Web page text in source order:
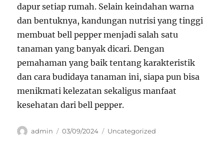
dapur setiap rumah. Selain keindahan warna
dan bentuknya, kandungan nutrisi yang tinggi
membuat bell pepper menjadi salah satu
tanaman yang banyak dicari. Dengan
pemahaman yang baik tentang karakteristik
dan cara budidaya tanaman ini, siapa pun bisa
menikmati kelezatan sekaligus manfaat
kesehatan dari bell pepper.
Author
admin
Posted
03/09/2024 Categories
Uncategorized